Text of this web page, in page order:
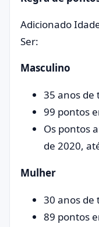
Adicionado
Ser:
Masculino
35 anos de
99 pontos
Os pontos
de 2020,
Mulher
30 anos de
89 pontos